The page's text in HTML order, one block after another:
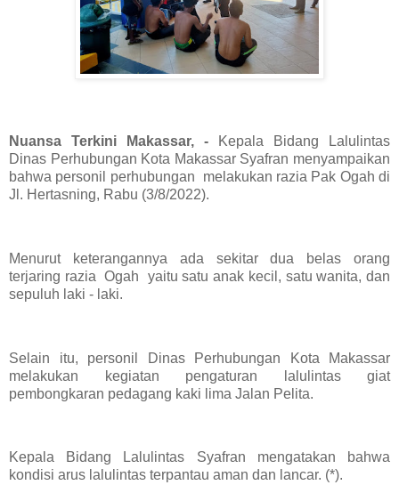
Nuansa Terkini Makassar, -
Kepala Bidang Lalulintas
Dinas Perhubungan Kota Makassar Syafran menyampaikan
bahwa personil perhubungan melakukan razia Pak Ogah di
Jl. Hertasning, Rabu (3/8/2022).
Menurut keterangannya ada sekitar dua belas orang
terjaring razia Ogah yaitu satu anak kecil, satu wanita, dan
sepuluh laki - laki.
Selain itu, personil Dinas Perhubungan Kota Makassar
melakukan kegiatan pengaturan lalulintas giat
pembongkaran pedagang kaki lima Jalan Pelita.
Kepala Bidang Lalulintas Syafran mengatakan bahwa
kondisi arus lalulintas terpantau aman dan lancar. (*).